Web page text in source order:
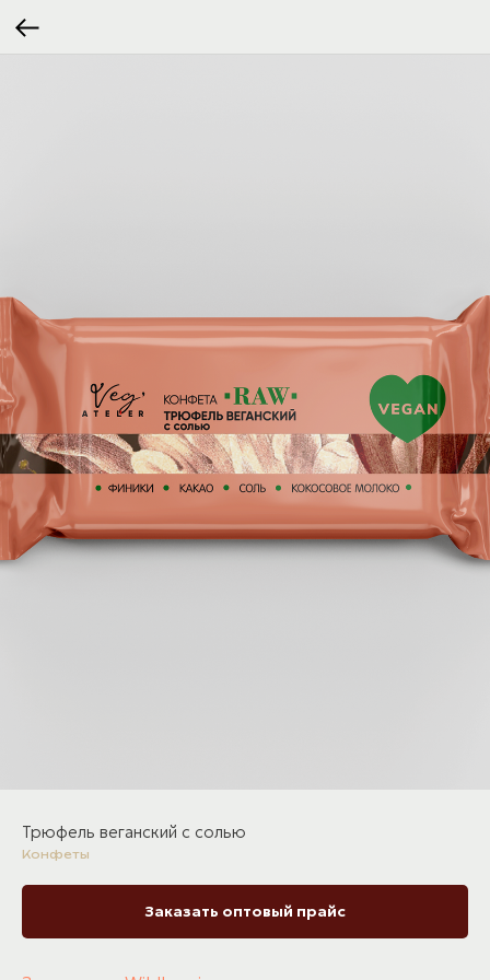
Трюфель веганский с солью
Конфеты
Заказать оптовый прайс